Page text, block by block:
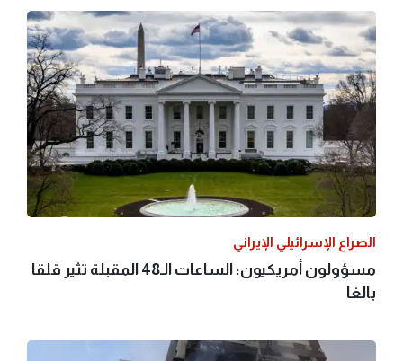
الصراع الإسرائيلي الإيراني
مسؤولون أمريكيون: الساعات الـ48 المقبلة تثير قلقا
بالغا